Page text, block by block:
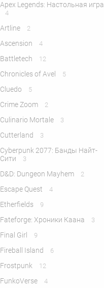
Apex Legends: Настольная игра
4
Artline 2
Ascension 4
Battletech 12
Chronicles of Avel 5
Cluedo 5
Crime Zoom 2
Culinario Mortale 3
Cutterland 3
Cyberpunk 2077: Банды Найт-
Сити
3
D&D: Dungeon Mayhem 2
Escape Quest 4
Etherfields 9
Fateforge: Хроники Каана 3
Final Girl 9
Fireball Island 6
Frostpunk 12
FunkoVerse 4